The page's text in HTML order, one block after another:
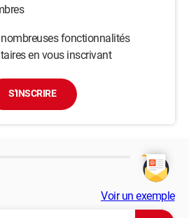
fonctionnalités
en vous inscrivant
S'INSCRIRE
Voir un exemple